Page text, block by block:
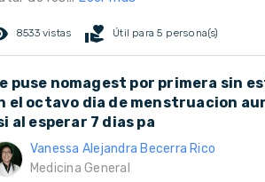
8533 vistas volunteer_activism Útil para 5 persona(s)
puse nomagest por primera sin
el octavo dia de menstruacion
al esperar 7 dias pa
Vanessa Alejandra Becerra Rico
Medicina General